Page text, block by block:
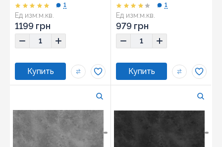
Ед изм:м.кв.
1
1199 грн
Ед изм:м.кв.
1
979 грн